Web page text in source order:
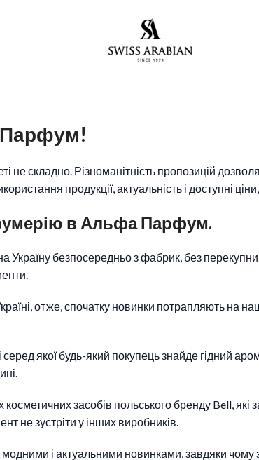
Парфум!
не складно. Різноманітність пропозицій
продукції, актуальність і доступні
в Альфа Парфум.
безпосередньо з фабрик, без
отже, спочатку новинки потрапляють на
якої будь-який покупець знайде гідний
засобів польського бренду Bell,
не зустріти у інших виробників.
і актуальними новинками, завдяки